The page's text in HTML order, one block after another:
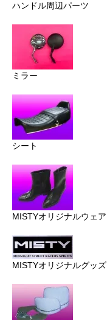
ハンドル周辺パーツ
ミラー
シート
MISTYオリジナルウェア
MISTYオリジナルグッズ